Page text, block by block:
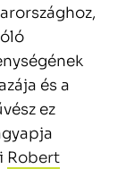
és a
ez
Robert